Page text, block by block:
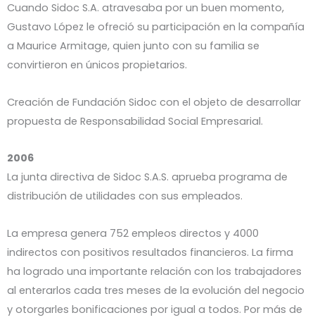
Cuando Sidoc S.A. atravesaba por un buen momento,
Gustavo López le ofreció su participación en la compañía
a Maurice Armitage, quien junto con su familia se
convirtieron en únicos propietarios.
Creación de Fundación Sidoc con el objeto de desarrollar
propuesta de Responsabilidad Social Empresarial.
2006
La junta directiva de Sidoc S.A.S. aprueba programa de
distribución de utilidades con sus empleados.
La empresa genera 752 empleos directos y 4000
indirectos con positivos resultados financieros. La firma
ha logrado una importante relación con los trabajadores
al enterarlos cada tres meses de la evolución del negocio
y otorgarles bonificaciones por igual a todos. Por más de